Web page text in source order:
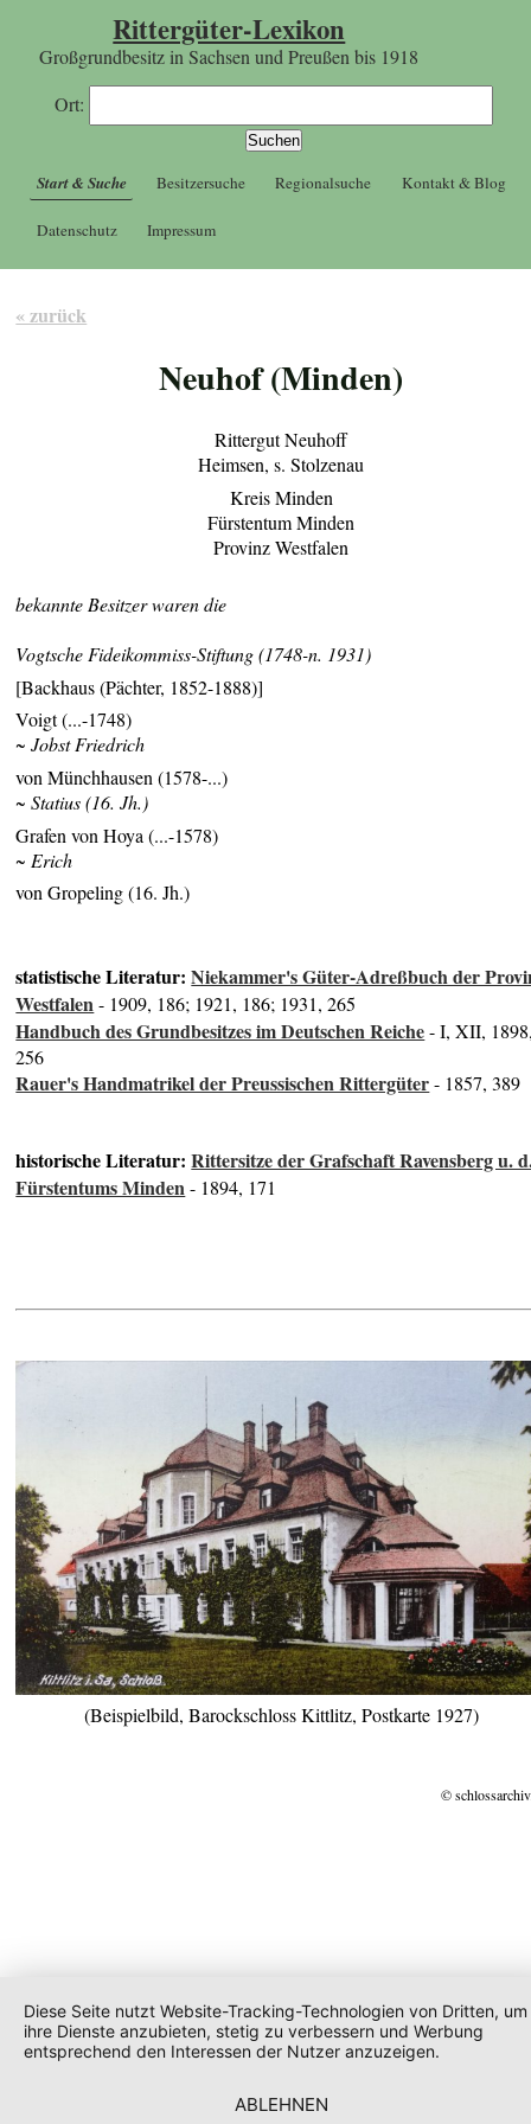
Rittergüter-Lexikon
Großgrundbesitz in Sachsen und Preußen bis 1918
Ort:
Start & Suche Besitzersuche Regionalsuche Kontakt & Blog
Datenschutz Impressum
« zurück
Neuhof (Minden)
Rittergut Neuhoff
Heimsen, s. Stolzenau
Kreis Minden
Fürstentum Minden
Provinz Westfalen
bekannte Besitzer waren die
Vogtsche Fideikommiss-Stiftung (1748-n. 1931)
[Backhaus (Pächter, 1852-1888)]
Voigt (...-1748)
~ Jobst Friedrich
von Münchhausen (1578-...)
~ Statius (16. Jh.)
Grafen von Hoya (...-1578)
~ Erich
von Gropeling (16. Jh.)
statistische Literatur:Niekammer's Güter-Adreßbuch der
Westfalen- 1909, 186; 1921, 186; 1931, 265
Handbuch des Grundbesitzes im Deutschen Reiche- I, XII,
256
Rauer's Handmatrikel der Preussischen Rittergüter- 1857, 389
historische Literatur:Rittersitze der Grafschaft Ravensberg u.
Fürstentums Minden- 1894, 171
(Beispielbild, Barockschloss Kittlitz, Postkarte 1927)
©
Diese Seite nutzt Website-Tracking-Technologien von Dritten, um
ihre Dienste anzubieten, stetig zu verbessern und Werbung
entsprechend den Interessen der Nutzer anzuzeigen.
ABLEHNEN